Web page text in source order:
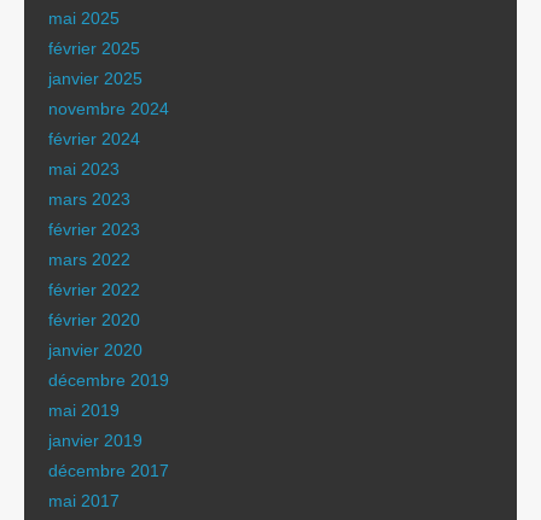
mai 2025
février 2025
janvier 2025
novembre 2024
février 2024
mai 2023
mars 2023
février 2023
mars 2022
février 2022
février 2020
janvier 2020
décembre 2019
mai 2019
janvier 2019
décembre 2017
mai 2017